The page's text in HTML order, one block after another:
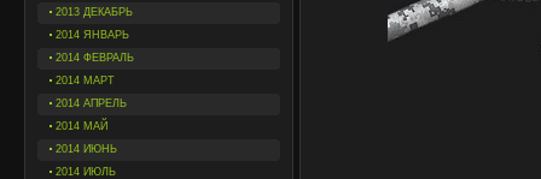
2013 ДЕКАБРЬ
2014 ЯНВАРЬ
2014 ФЕВРАЛЬ
2014 МАРТ
2014 АПРЕЛЬ
2014 МАЙ
2014 ИЮНЬ
2014 ИЮЛЬ